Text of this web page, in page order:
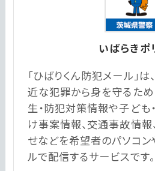
いばらきポ
「ひばりくん防犯メール」
近な犯罪から身を守るた
生・防犯対策情報や子ども
け事案情報、交通事故情報
せなどを希望者のパソコ
ルで配信するサービスです。